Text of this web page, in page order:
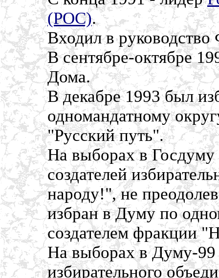
(РОС).
Входил в
В сентябре-октябре
Дома.
В декабре 1993 был
одномандатному
"Русский путь".
На выборах в
создателей
народу!", не
избран в Думу по
создателем фракции
На выборах в Думу-99
избирательного